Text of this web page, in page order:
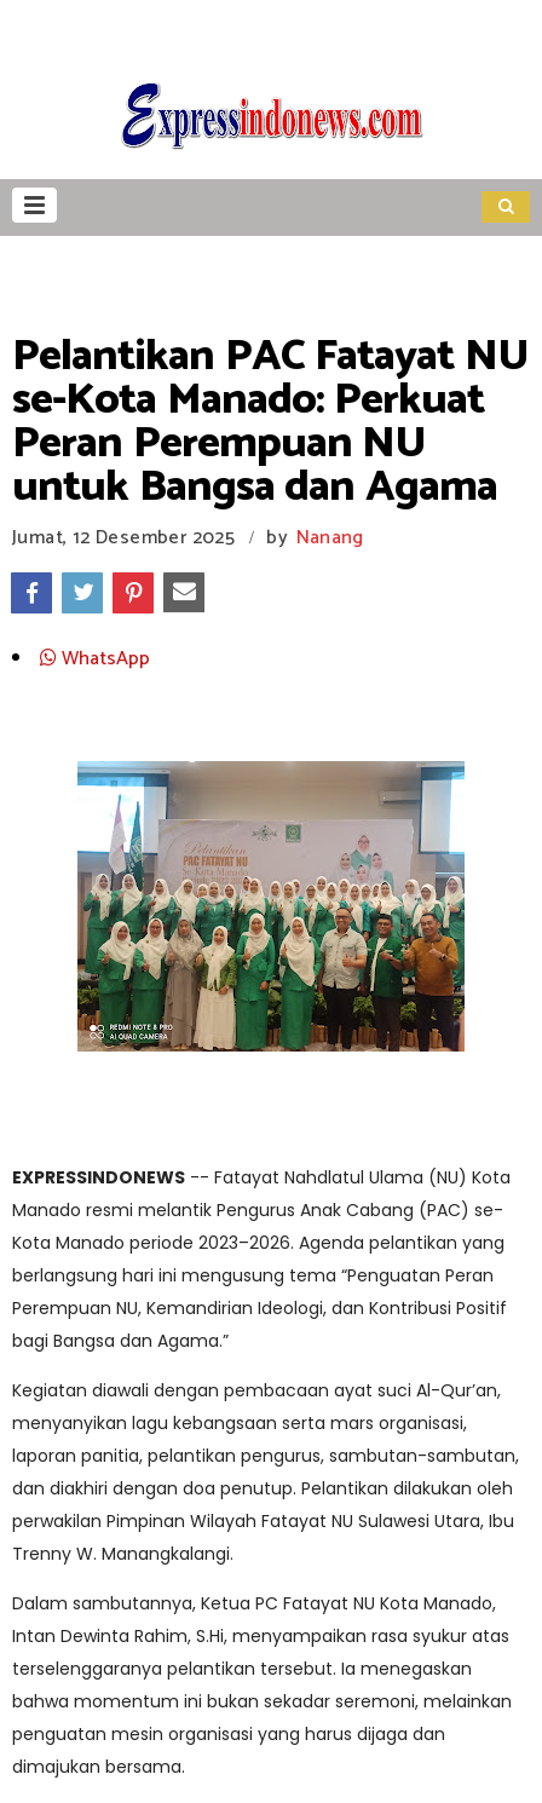
Pelantikan PAC Fatayat NU
se-Kota Manado: Perkuat
Peran Perempuan NU
untuk Bangsa dan Agama
Jumat, 12 Desember 2025 / by Nanang
WhatsApp
EXPRESSINDONEWS -- Fatayat Nahdlatul Ulama (NU) Kota
Manado resmi melantik Pengurus Anak Cabang (PAC) se-
Kota Manado periode 2023–2026. Agenda pelantikan yang
berlangsung hari ini mengusung tema “Penguatan Peran
Perempuan NU, Kemandirian Ideologi, dan Kontribusi Positif
bagi Bangsa dan Agama.”
Kegiatan diawali dengan pembacaan ayat suci Al-Qur’an,
menyanyikan lagu kebangsaan serta mars organisasi,
laporan panitia, pelantikan pengurus, sambutan-sambutan,
dan diakhiri dengan doa penutup. Pelantikan dilakukan oleh
perwakilan Pimpinan Wilayah Fatayat NU Sulawesi Utara, Ibu
Trenny W. Manangkalangi.
Dalam sambutannya, Ketua PC Fatayat NU Kota Manado,
Intan Dewinta Rahim, S.Hi, menyampaikan rasa syukur atas
terselenggaranya pelantikan tersebut. Ia menegaskan
bahwa momentum ini bukan sekadar seremoni, melainkan
penguatan mesin organisasi yang harus dijaga dan
dimajukan bersama.